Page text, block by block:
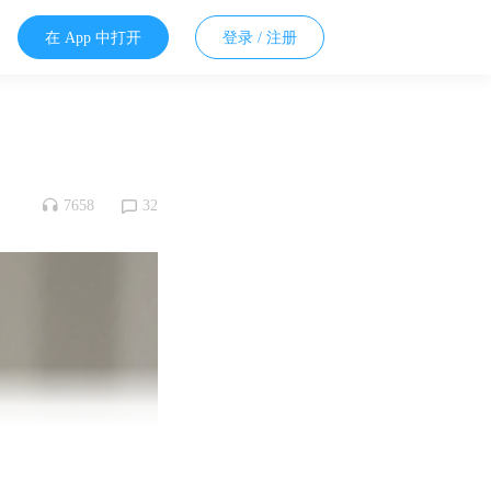
在 App 中打开 登录 / 注册
7658 32